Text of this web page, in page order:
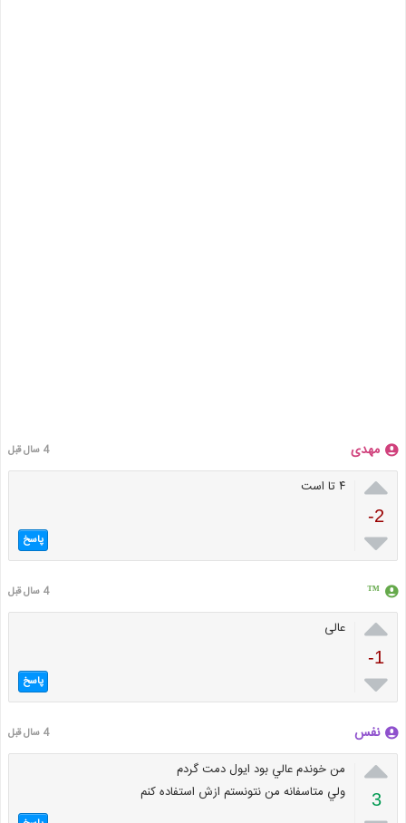
مهدی 4 سال قبل

-2

۴ تا است
پاسخ
™ 4 سال قبل

-1

عالی
پاسخ
نفس 4 سال قبل

3
من خوندم عالي بود ايول دمت گردم
ولي متاسفانه من نتونستم ازش استفاده كنم